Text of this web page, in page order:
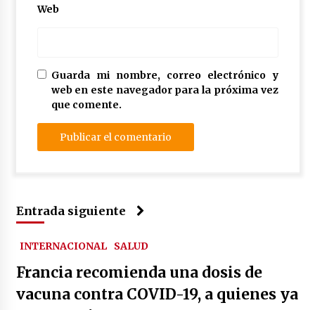
Web
Guarda mi nombre, correo electrónico y
web en este navegador para la próxima vez
que comente.
Entrada siguiente
INTERNACIONAL SALUD
Francia recomienda una dosis de
vacuna contra COVID-19, a quienes ya